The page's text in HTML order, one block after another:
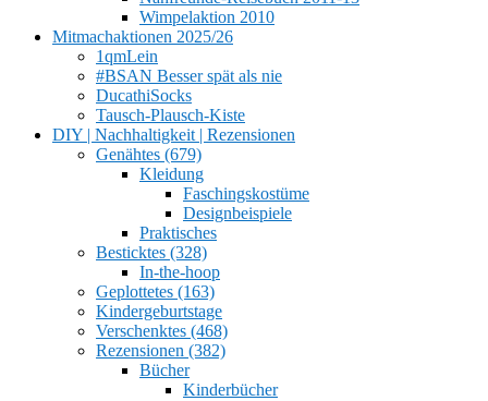
Wimpelaktion 2010
Mitmachaktionen 2025/26
1qmLein
#BSAN Besser spät als nie
DucathiSocks
Tausch-Plausch-Kiste
DIY | Nachhaltigkeit | Rezensionen
Genähtes (679)
Kleidung
Faschingskostüme
Designbeispiele
Praktisches
Besticktes (328)
In-the-hoop
Geplottetes (163)
Kindergeburtstage
Verschenktes (468)
Rezensionen (382)
Bücher
Kinderbücher